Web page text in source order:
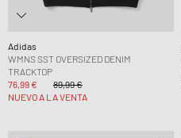
Adidas
WMNS SST OVERSIZED DENIM
TRACKTOP
76,99 €
89,99 €
NUEVO A LA VENTA